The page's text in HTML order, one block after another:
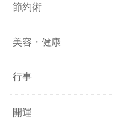
節約術
美容・健康
行事
開運